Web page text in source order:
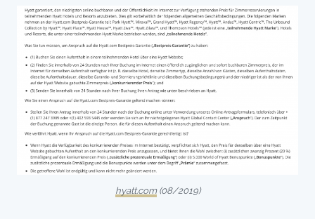
hyatt.com(08/2019)